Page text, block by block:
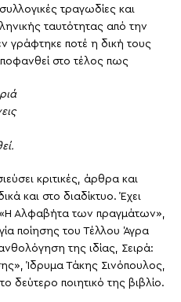
τραγωδίες και
ταυτότητας από την
γράφτηκε ποτέ η δική τους
στο τέλος πως
κριτικές, άρθρα και
και στο διαδίκτυο. Έχει
Αλφαβήτα των πραγμάτων»,
ποίησης του Τέλλου Άγρα
της ιδίας, Σειρά:
Ίδρυμα Τάκης Σινόπουλος,
δεύτερο ποιητικό της βιβλίο.